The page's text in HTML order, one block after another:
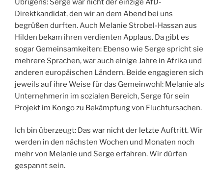
Übrigens: Serge war nicht der einzige AfD-
Direktkandidat, den wir an dem Abend bei uns
begrüßen durften. Auch Melanie Strobel-Hassan aus
Hilden bekam ihren verdienten Applaus. Da gibt es
sogar Gemeinsamkeiten: Ebenso wie Serge spricht sie
mehrere Sprachen, war auch einige Jahre in Afrika und
anderen europäischen Ländern. Beide engagieren sich
jeweils auf ihre Weise für das Gemeinwohl: Melanie als
Unternehmerin im sozialen Bereich, Serge für sein
Projekt im Kongo zu Bekämpfung von Fluchtursachen.
Ich bin überzeugt: Das war nicht der letzte Auftritt. Wir
werden in den nächsten Wochen und Monaten noch
mehr von Melanie und Serge erfahren. Wir dürfen
gespannt sein.